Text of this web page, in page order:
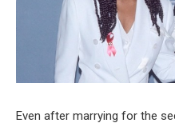
Even after marrying for the